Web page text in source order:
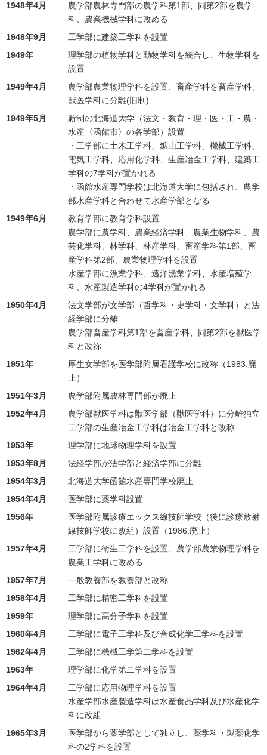
1948年4月
農学部農林専門部の農学科第1部、同第2部を農学
科、農業機械学科に改める
1948年9月
工学部に建築工学科を設置
1949年
理学部の植物学科と動物学科を統合し、生物学科を
設置
1949年4月
農学部農業物理学科を設置、畜産学科を畜産学科、
獣医学科に分離(旧制)
1949年5月
新制の北海道大学（法文・教育・理・医・工・農・
水産〈函館市〉の各学部）設置
・工学部に土木工学科、鉱山工学科、機械工学科、
電気工学科、応用化学科、生産冶金工学科、建築工
学科の7学科が置かれる
・函館水産専門学校は北海道大学に包括され、農学
部水産学科と合わせて水産学部となる
1949年6月
教育学部に教育学科設置
農学部に農学科、農業経済学科、農業生物学科、農
芸化学科、林学科、林産学科、畜産学科第1部、畜
産学科第2部、農業物理学科を設置
水産学部に漁業学科、遠洋漁業学科、水産増殖学
科、水産製造学科の4学科が置かれる
1950年4月
法文学部が文学部（哲学科・史学科・文学科）と法
経学部に分離
農学部畜産学科第1部を畜産学科、同第2部を獣医学
科と改祢
1951年
厚生女学部を医学部附属看護学校に改称（1983.廃
止）
1951年3月
農学部附属農林専門部が廃止
1952年4月
農学部獣医学科は獣医学部（獣医学科）に分離独立
工学部の生産冶金工学科は冶金工学科と改称
1953年
理学部に地球物理学科を設置
1953年8月
法経学部が法学部と経済学部に分離
1954年3月
北海道大学函館水産専門学校廃止
1954年4月
医学部に薬学科設置
1956年
医学部附属診療エックス線技師学校（後に診療放射
線技師学校に改組）設置（1986.廃止）
1957年4月
工学部に衛生工学科を設置、農学部農業物理学科を
農業工学科に改める
1957年7月
一般教養部を教養部と改称
1958年4月
工学部に精密工学科を設置
1959年
理学部に高分子学科を設置
1960年4月
工学部に電子工学科及び合成化学工学科を設置
1962年4月
工学部に機械工学第二学科を設置
1963年
理学部に化学第二学科を設置
1964年4月
工学部に応用物理学科を設置
水産学部水産製造学科は水産食品学科及び水産化学
科に改組
1965年3月
医学部から薬学部として独立し、薬学科・製薬化学
科の2学科を設置